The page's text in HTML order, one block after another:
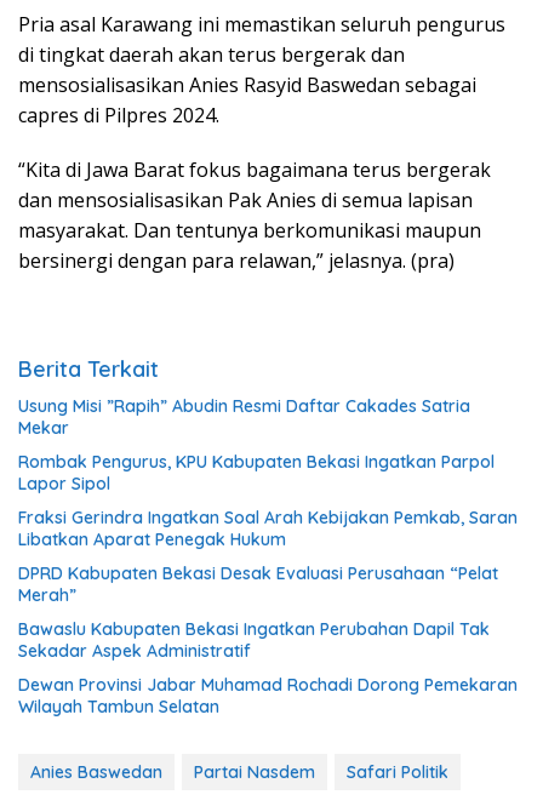
Pria asal Karawang ini memastikan seluruh pengurus
di tingkat daerah akan terus bergerak dan
mensosialisasikan Anies Rasyid Baswedan sebagai
capres di Pilpres 2024.
“Kita di Jawa Barat fokus bagaimana terus bergerak
dan mensosialisasikan Pak Anies di semua lapisan
masyarakat. Dan tentunya berkomunikasi maupun
bersinergi dengan para relawan,” jelasnya. (pra)
Berita Terkait
Usung Misi ”Rapih” Abudin Resmi Daftar Cakades Satria
Mekar
Rombak Pengurus, KPU Kabupaten Bekasi Ingatkan Parpol
Lapor Sipol
Fraksi Gerindra Ingatkan Soal Arah Kebijakan Pemkab, Saran
Libatkan Aparat Penegak Hukum
DPRD Kabupaten Bekasi Desak Evaluasi Perusahaan “Pelat
Merah”
Bawaslu Kabupaten Bekasi Ingatkan Perubahan Dapil Tak
Sekadar Aspek Administratif
Dewan Provinsi Jabar Muhamad Rochadi Dorong Pemekaran
Wilayah Tambun Selatan
Anies Baswedan Partai Nasdem Safari Politik